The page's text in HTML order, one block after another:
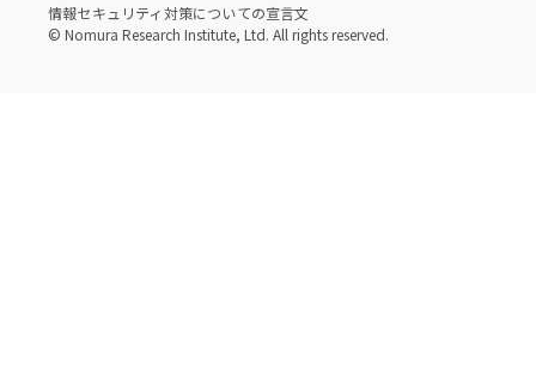
情報セキュリティ対策についての宣言文
© Nomura Research Institute, Ltd. All rights reserved.